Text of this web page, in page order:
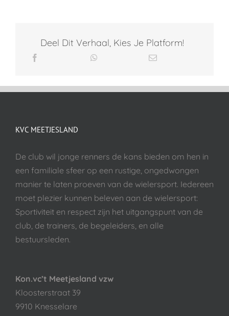
Deel Dit Verhaal, Kies Je Platform!
KVC MEETJESLAND
De club wil jonge renners de kans bieden om hen in
een familiale sfeer op een rustige, ongedwongen
manier te laten proeven van de wielersport. Iedereen
moet plezier kunnen beleven aan de wielersport:
Sportiviteit en respect zijn het uitgangspunt van de
club, de trainers, de begeleiders, en alle
bestuursleden.
Kon.vc’t Meetjesland vzw
Kloosterstraat 39
9910 Knesselare